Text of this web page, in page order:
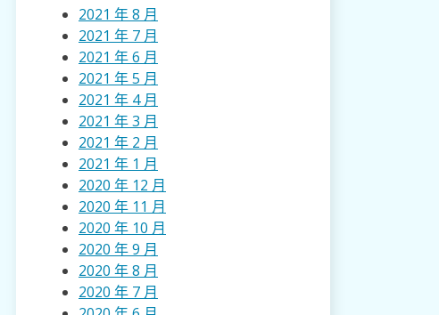
2021 年 8 月
2021 年 7 月
2021 年 6 月
2021 年 5 月
2021 年 4 月
2021 年 3 月
2021 年 2 月
2021 年 1 月
2020 年 12 月
2020 年 11 月
2020 年 10 月
2020 年 9 月
2020 年 8 月
2020 年 7 月